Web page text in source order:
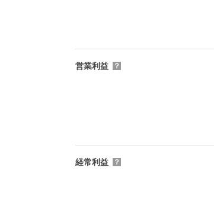
営業利益 ？
経常利益 ？